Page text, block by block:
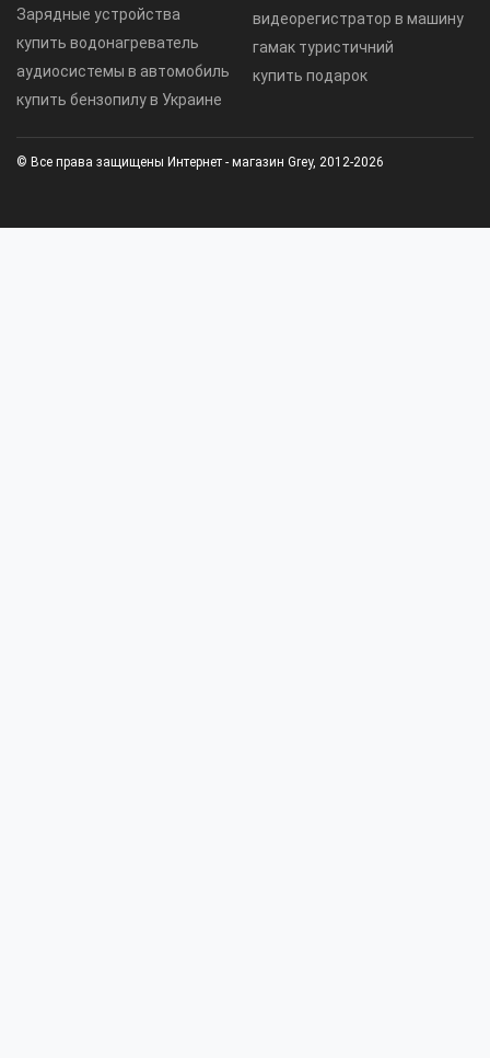
Зарядные устройства
купить водонагреватель
аудиосистемы в автомобиль
купить бензопилу в Украине
видеорегистратор в машину
гамак туристичний
купить подарок
© Все права защищены Интернет - магазин Grey, 2012-2026